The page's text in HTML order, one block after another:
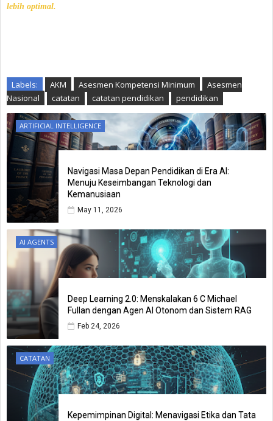
lebih optimal.
Labels: AKM Asesmen Kompetensi Minimum
Asesmen
Nasional
catatan catatan pendidikan pendidikan
ARTIFICIAL INTELLIGENCE
Navigasi Masa Depan Pendidikan di Era AI:
Menuju Keseimbangan Teknologi dan
Kemanusiaan
May 11, 2026
AI AGENTS
Deep Learning 2.0: Menskalakan 6 C Michael
Fullan dengan Agen AI Otonom dan Sistem RAG
Feb 24, 2026
CATATAN
Kepemimpinan Digital: Menavigasi Etika dan Tata